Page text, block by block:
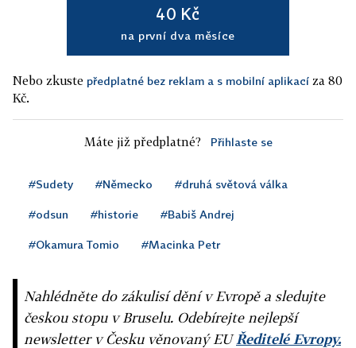
40 Kč
na první dva měsíce
Nebo zkuste předplatné bez reklam a s mobilní aplikací za 80
Kč.
Máte již předplatné? Přihlaste se
#Sudety #Německo #druhá světová válka
#odsun #historie #Babiš Andrej
#Okamura Tomio #Macinka Petr
Nahlédněte do zákulisí dění v Evropě a sledujte
českou stopu v Bruselu. Odebírejte nejlepší
newsletter v Česku věnovaný EUŘeditelé Evropy.